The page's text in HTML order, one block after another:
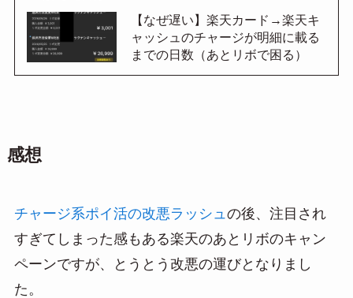
【なぜ遅い】楽天カード→楽天キ
ャッシュのチャージが明細に載る
までの日数（あとリボで困る）
感想
チャージ系ポイ活の改悪ラッシュ の後、注目され
すぎてしまった感もある楽天のあとリボのキャン
ペーンですが、とうとう改悪の運びとなりまし
た。